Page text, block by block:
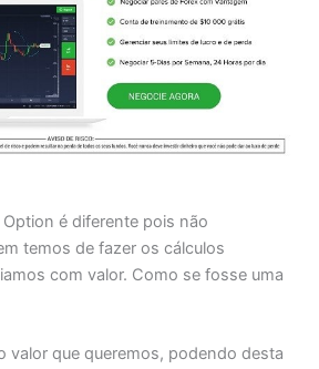
Option é diferente pois não
temos de fazer os cálculos
com valor. Como se fosse uma
valor que queremos, podendo desta